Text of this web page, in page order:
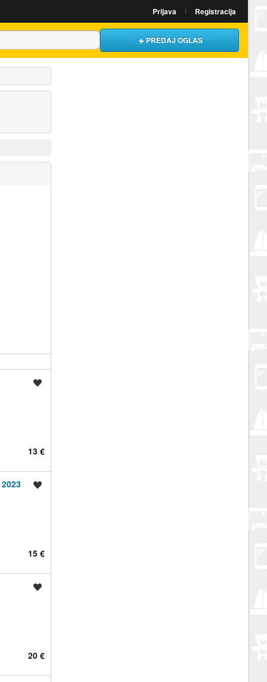
Prijava Registracija
PREDAJ OGLAS
13 €
15 €
20 €